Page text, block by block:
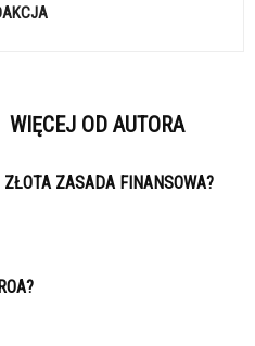
WIĘCEJ OD AUTORA
ZASADA FINANSOWA?